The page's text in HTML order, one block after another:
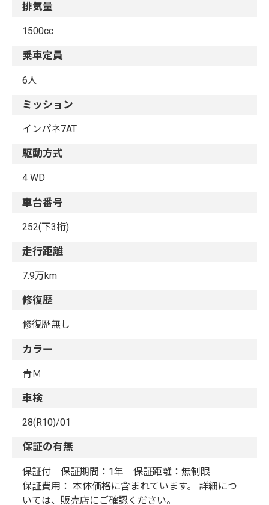
排気量
1500cc
乗車定員
6人
ミッション
インパネ7AT
駆動方式
4 WD
車台番号
252(下3桁)
走行距離
7.9万km
修復歴
修復歴無し
カラー
青Ｍ
車検
28(R10)/01
保証の有無
保証付 保証期間：1年 保証距離：無制限
保証費用： 本体価格に含まれています。 詳細につ
いては、販売店にご確認ください。